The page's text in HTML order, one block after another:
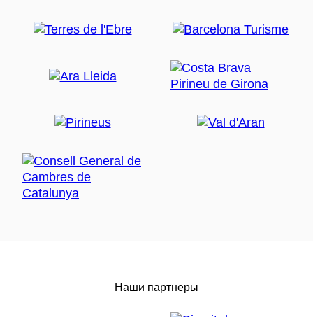
Наши партнеры